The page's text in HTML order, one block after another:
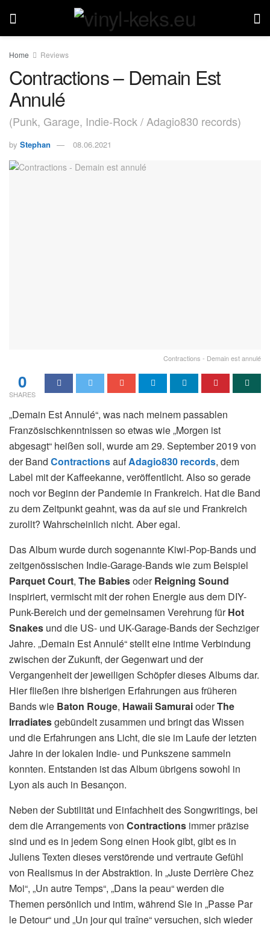
Home Reviews
Contractions – Demain Est
Annulé
(Punk, Garage, Indie-Rock / Adagio830 records)
by Stephan 08.06.2021
Contractions - Demain est annulé
0
SHARES
„Demain Est Annulé“, was nach meinem passablen
Französischkenntnissen so etwas wie „Morgen ist
abgesagt“ heißen soll, wurde am 29. September 2019 von
der Band ContractionsaufAdagio830 records, dem
Label mit der Kaffeekanne, veröffentlicht. Also so gerade
noch vor Beginn der Pandemie in Frankreich. Hat die Band
zu dem Zeitpunkt geahnt, was da auf sie und Frankreich
zurollt? Wahrscheinlich nicht. Aber egal.
Das Album wurde durch sogenannte Kiwi-Pop-Bands und
zeitgenössischen Indie-Garage-Bands wie zum Beispiel
Parquet Court, The BabiesoderReigning Sound
inspiriert, vermischt mit der rohen Energie aus dem DIY-
Punk-Bereich und der gemeinsamen Verehrung fürHot
Snakes und die US- und UK-Garage-Bands der Sechziger
Jahre. „Demain Est Annulé“ stellt eine intime Verbindung
zwischen der Zukunft, der Gegenwart und der
Vergangenheit der jeweiligen Schöpfer dieses Albums dar.
Hier fließen ihre bisherigen Erfahrungen aus früheren
Bands wie Baton Rouge, Hawaii SamuraioderThe
Irradiatesgebündelt zusammen und bringt das Wissen
und die Erfahrungen ans Licht, die sie im Laufe der letzten
Jahre in der lokalen Indie- und Punkszene sammeln
konnten. Entstanden ist das Album übrigens sowohl in
Lyon als auch in Besançon.
Neben der Subtilität und Einfachheit des Songwritings, bei
dem die Arrangements von Contractions immer präzise
sind und es in jedem Song einen Hook gibt, gibt es in
Juliens Texten dieses verstörende und vertraute Gefühl
von Realismus in der Abstraktion. In „Juste Derrière Chez
Moi“, „Un autre Temps“, „Dans la peau“ werden die
Themen persönlich und intim, während Sie in „Passe Par
le Detour“ und „Un jour qui traîne“ versuchen, sich wieder